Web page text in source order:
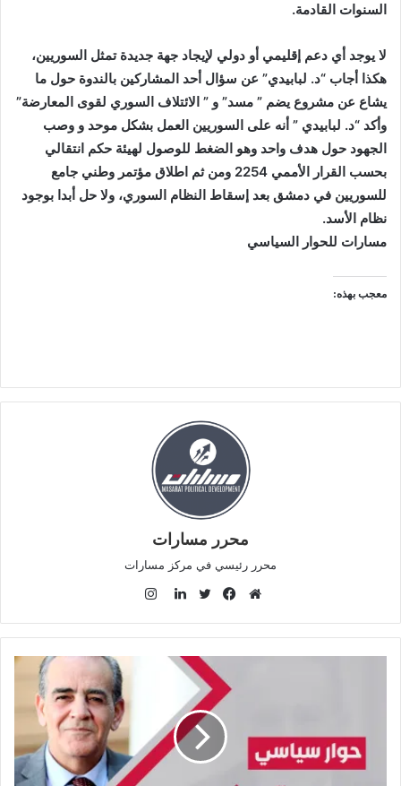
السنوات القادمة.
لا يوجد أي دعم إقليمي أو دولي لإيجاد جهة جديدة تمثل السوريين،
هكذا أجاب “د. لبابيدي” عن سؤال أحد المشاركين بالندوة حول ما
يشاع عن مشروع يضم ” مسد” و ” الائتلاف السوري لقوى المعارضة”
وأكد “د. لبابيدي ” أنه على السوريين العمل بشكل موحد و وصب
الجهود حول هدف واحد وهو الضغط للوصول لهيئة حكم انتقالي
بحسب القرار الأممي 2254 ومن ثم اطلاق مؤتمر وطني جامع
للسوريين في دمشق بعد إسقاط النظام السوري، ولا حل أبدا بوجود
نظام الأسد.
مسارات للحوار السياسي
معجب بهذه:
محرر مسارات
محرر رئيسي في مركز مسارات
و
ق
ي
ي
س
ب
و
ك
و
ي
ت
ر
ي
ن
إ
ن
س
م